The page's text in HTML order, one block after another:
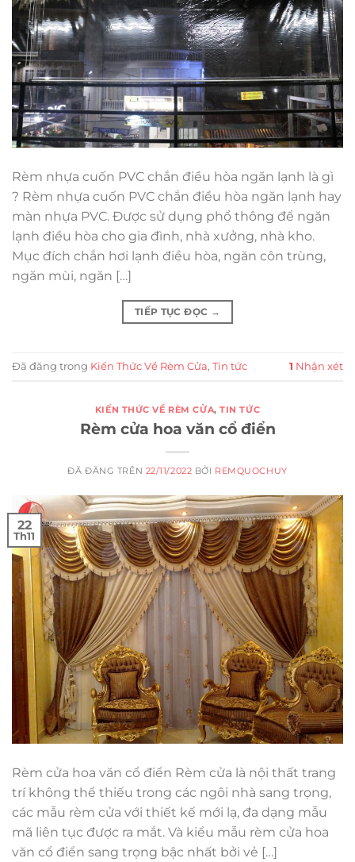
Rèm nhựa cuốn PVC chắn điều hòa ngăn lạnh là gì
? Rèm nhựa cuốn PVC chắn điều hòa ngăn lạnh hay
màn nhựa PVC. Được sử dụng phổ thông để ngăn
lạnh điều hòa cho gia đình, nhà xưởng, nhà kho.
Mục đích chắn hơi lạnh điều hòa, ngăn côn trùng,
ngăn mùi, ngăn […]
TIẾP TỤC ĐỌC →
Đã đăng trong Kiến Thức Về Rèm Cửa, Tin tức 1 Nhận xét
KIẾN THỨC VỀ RÈM CỬA,TIN TỨC
Rèm cửa hoa văn cổ điển
ĐÃ ĐĂNG TRÊN 22/11/2022 BỞI REMQUOCHUY
22
Th11
Rèm cửa hoa văn cổ điển Rèm cửa là nội thất trang
trí không thể thiếu trong các ngôi nhà sang trọng,
các mẫu rèm cửa với thiết kế mới lạ, đa dạng mẫu
mã liên tục được ra mắt. Và kiểu mẫu rèm cửa hoa
văn cổ điển sang trọng bậc nhất bởi vẻ […]